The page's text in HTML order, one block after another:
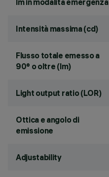
lm in modalità emergenza
Intensità massima (cd)
Flusso totale emesso a
90° o oltre (lm)
Light output ratio (LOR)
Ottica e angolo di
emissione
Adjustability